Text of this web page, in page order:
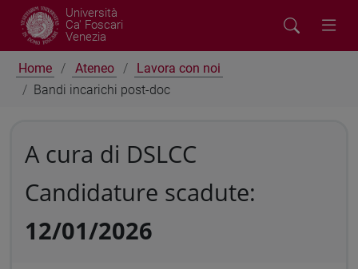
Università
Ca' Foscari
Venezia
Home Ateneo
Lavora con noi
Bandi incarichi post-doc
A cura di DSLCC
Candidature scadute:
12/01/2026